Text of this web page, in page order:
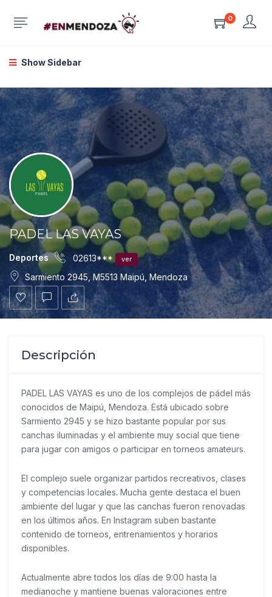
0
Show Sidebar
PADEL LAS VAYAS
Deportes 02613*** ver
Sarmiento 2945, M5513 Maipú, Mendoza
Descripción
PADEL LAS VAYAS es uno de los complejos de pádel más
conocidos de Maipú, Mendoza. Está ubicado sobre
Sarmiento 2945 y se hizo bastante popular por sus
canchas iluminadas y el ambiente muy social que tiene
para jugar con amigos o participar en torneos amateurs.
El complejo suele organizar partidos recreativos, clases
y competencias locales. Mucha gente destaca el buen
ambiente del lugar y que las canchas fueron renovadas
en los últimos años. En Instagram suben bastante
contenido de torneos, entrenamientos y horarios
disponibles.
Actualmente abre todos los días de 9:00 hasta la
medianoche y mantiene buenas valoraciones entre